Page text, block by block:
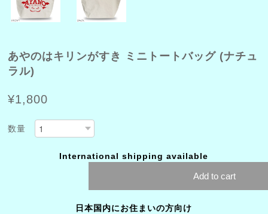
あやのはキリンがすき ミニトートバッグ (ナチュ
ラル)
¥1,800
数量
International shipping available
Add to cart
日本国内にお住まいの方向け